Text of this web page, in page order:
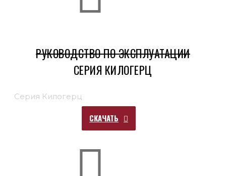
РУКОВОДСТВО ПО ЭКСПЛУАТАЦИИ
СЕРИЯ КИЛОГЕРЦ
Серия Килогерц
СКАЧАТЬ